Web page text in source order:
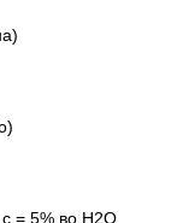
= 5% во H2O